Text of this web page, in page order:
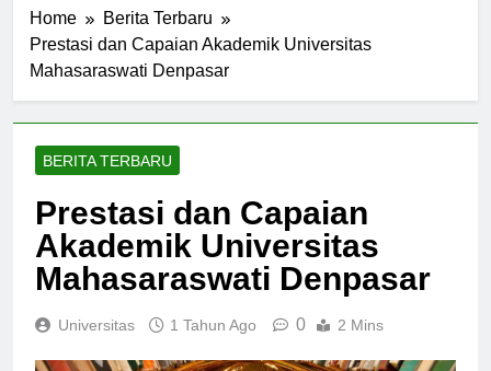
Home
Berita Terbaru
Prestasi dan Capaian Akademik Universitas
Mahasaraswati Denpasar
BERITA TERBARU
Prestasi dan Capaian
Akademik Universitas
Mahasaraswati Denpasar
Universitas 1 Tahun Ago 0 2 Mins